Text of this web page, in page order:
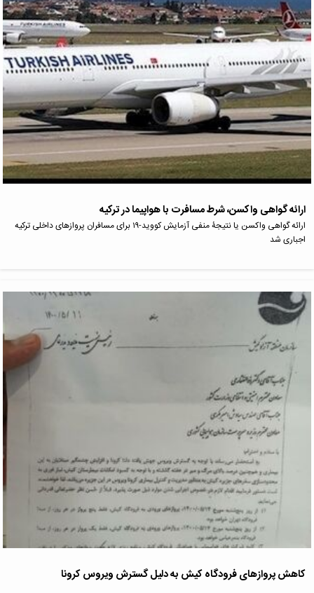
ارائه گواهی واکسن، شرط مسافرت با هواپیما در ترکیه
ارائه گواهی واکسن یا نتیجۀ منفی آزمایش کووید-۱۹ برای مسافران پرواز‌های داخلی ترکیه
اجباری شد
کاهش پروازهای فرودگاه کیش به دلیل گسترش ویروس کرونا